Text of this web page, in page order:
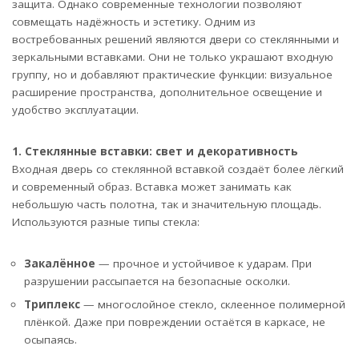
защита. Однако современные технологии позволяют
совмещать надёжность и эстетику. Одним из
востребованных решений являются двери со стеклянными и
зеркальными вставками. Они не только украшают входную
группу, но и добавляют практические функции: визуальное
расширение пространства, дополнительное освещение и
удобство эксплуатации.
1. Стеклянные вставки: свет и декоративность
Входная дверь со стеклянной вставкой создаёт более лёгкий
и современный образ. Вставка может занимать как
небольшую часть полотна, так и значительную площадь.
Используются разные типы стекла:
Закалённое — прочное и устойчивое к ударам. При
разрушении рассыпается на безопасные осколки.
Триплекс — многослойное стекло, склеенное полимерной
плёнкой. Даже при повреждении остаётся в каркасе, не
осыпаясь.